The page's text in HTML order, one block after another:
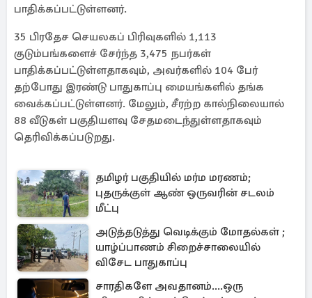
பாதிக்கப்பட்டுள்ளனர்.
35 பிரதேச செயலகப் பிரிவுகளில் 1,113
குடும்பங்களைச் சேர்ந்த 3,475 நபர்கள்
பாதிக்கப்பட்டுள்ளதாகவும், அவர்களில் 104 பேர்
தற்போது இரண்டு பாதுகாப்பு மையங்களில் தங்க
வைக்கப்பட்டுள்ளனர். மேலும், சீரற்ற கால்நிலையால்
88 வீடுகள் பகுதியளவு சேதமடைந்துள்ளதாகவும்
தெரிவிக்கப்படுறது.
தமிழர் பகுதியில் மர்ம மரணம்;
புதருக்குள் ஆண் ஒருவரின் சடலம்
மீட்பு
அடுத்தடுத்து வெடிக்கும் மோதல்கள் ;
யாழ்ப்பாணம் சிறைச்சாலையில்
விசேட பாதுகாப்பு
சாரதிகளே அவதானம்....ஒரு